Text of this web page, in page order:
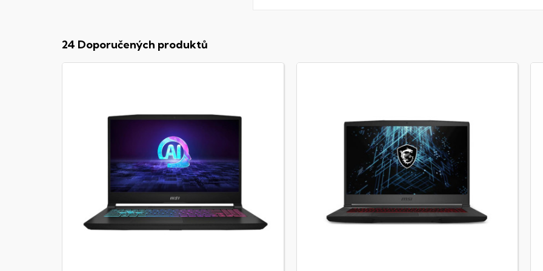
24 Doporučených produktů